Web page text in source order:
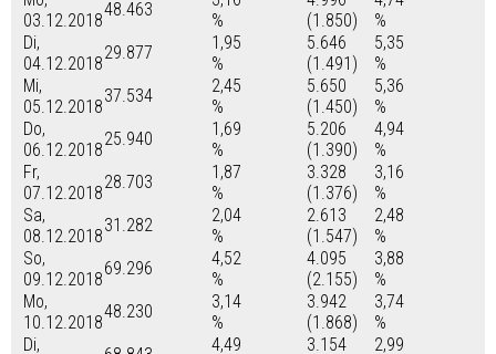
03.12.2018
48.463
%
(1.850)
%
Di,
04.12.2018
29.877
1,95
%
5.646
(1.491)
5,35
%
Mi,
05.12.2018
37.534
2,45
%
5.650
(1.450)
5,36
%
Do,
06.12.2018
25.940
1,69
%
5.206
(1.390)
4,94
%
Fr,
07.12.2018
28.703
1,87
%
3.328
(1.376)
3,16
%
Sa,
08.12.2018
31.282
2,04
%
2.613
(1.547)
2,48
%
So,
09.12.2018
69.296
4,52
%
4.095
(2.155)
3,88
%
Mo,
10.12.2018
48.230
3,14
%
3.942
(1.868)
3,74
%
Di,
4,49
3.154
2,99